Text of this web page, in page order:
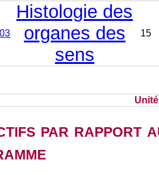
Histologie des
organes des
sens
15
par rapport